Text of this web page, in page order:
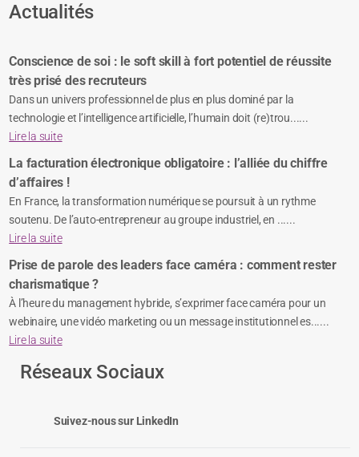
Actualités
Conscience de soi : le soft skill à fort potentiel de réussite
très prisé des recruteurs
Dans un univers professionnel de plus en plus dominé par la
technologie et l’intelligence artificielle, l’humain doit (re)trou......
Lire la suite
La facturation électronique obligatoire : l’alliée du chiffre
d’affaires !
En France, la transformation numérique se poursuit à un rythme
soutenu. De l’auto-entrepreneur au groupe industriel, en ......
Lire la suite
Prise de parole des leaders face caméra : comment rester
charismatique ?
À l’heure du management hybride, s’exprimer face caméra pour un
webinaire, une vidéo marketing ou un message institutionnel es......
Lire la suite
Réseaux Sociaux
Suivez-nous sur LinkedIn